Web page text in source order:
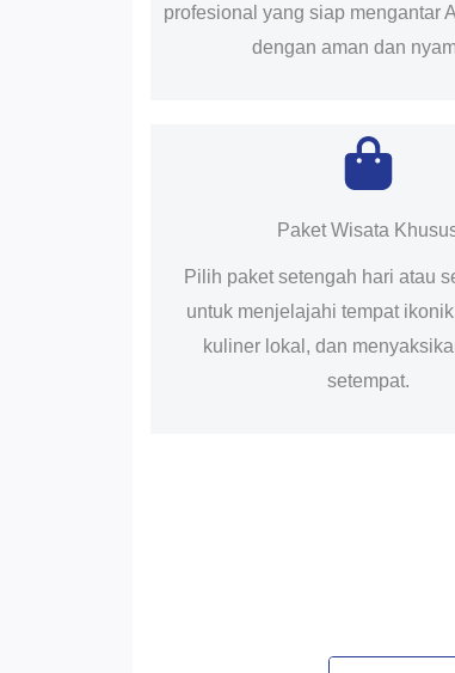
profesional yang siap mengantar
dengan aman dan
Paket Wisata
Pilih paket setengah hari atau
untuk menjelajahi tempat
kuliner lokal, dan
setempat.